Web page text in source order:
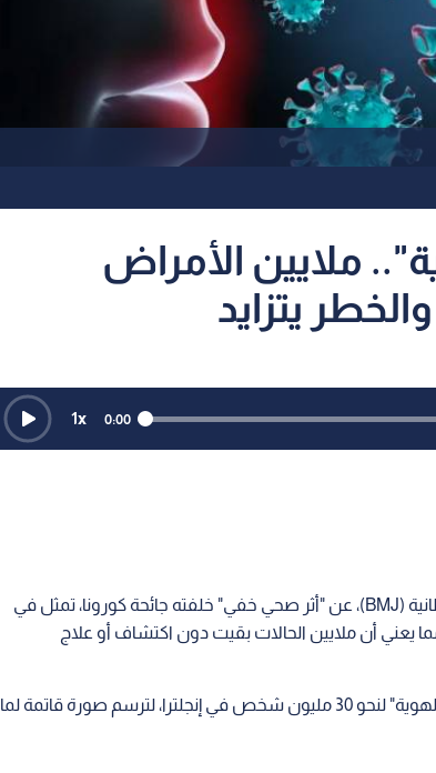
19 الخفية".. ملايين الأمراض
يتزايد
0:00
1x
كشفت دراسة حديثة نشرت في المجلة الطبية البريطانية (BMJ)، عن "أثر صحي خفي" خلفته جائحة كورونا، تمثل في
يعني أن ملايين الحالات بقيت دون اكتشاف أو علاج
واعتمدت الدراسة على تحليل بيانات صحية "مجهولة الهوية" لنحو 30 مليون شخص في إنجلترا، لترسم صورة قاتمة لما